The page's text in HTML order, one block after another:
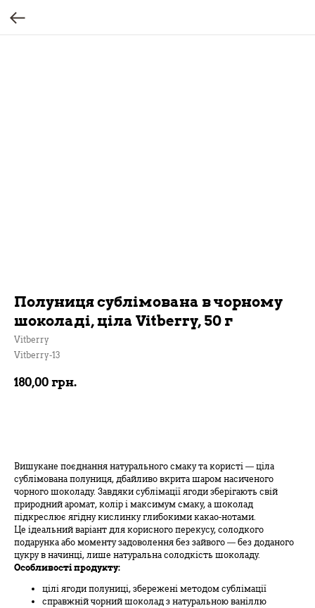
Полуниця сублімована в чорному
шоколаді, ціла Vitberry, 50 г
Vitberry
Vitberry-13
180,00 грн.
Вишукане поєднання натурального смаку та користі — ціла
сублімована полуниця, дбайливо вкрита шаром насиченого
чорного шоколаду. Завдяки сублімації ягоди зберігають свій
природний аромат, колір і максимум смаку, а шоколад
підкреслює ягідну кислинку глибокими какао-нотами.
Це ідеальний варіант для корисного перекусу, солодкого
подарунка або моменту задоволення без зайвого — без доданого
цукру в начинці, лише натуральна солодкість шоколаду.
Особливості продукту:
цілі ягоди полуниці, збережені методом сублімації
справжній чорний шоколад з натуральною ваніллю